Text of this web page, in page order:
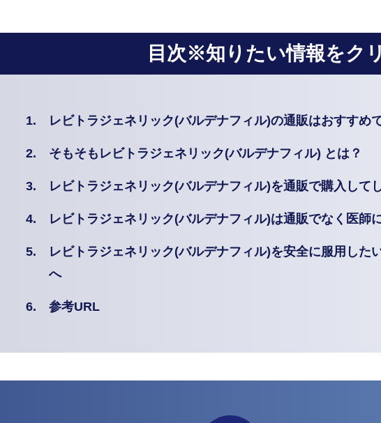
目次※知りたい情報をク
1. レビトラジェネリック(バルデナフィル)の通販はおすすめ
2. そもそもレビトラジェネリック(バルデナフィル) とは？
3. レビトラジェネリック(バルデナフィル)を通販で購入して
4. レビトラジェネリック(バルデナフィル)は通販でなく医師
5.
レビトラジェネリック(バルデナフィル)を安全に服用した
へ
6. 参考URL